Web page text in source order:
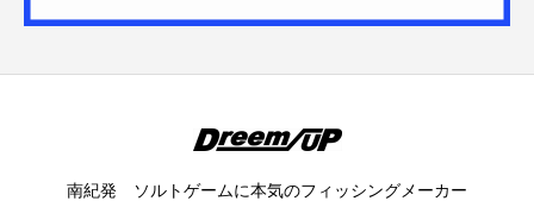
南紀発 ソルトゲームに本気のフィッシングメーカー